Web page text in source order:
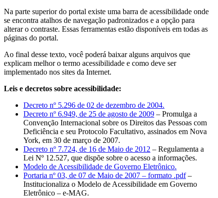
Na parte superior do portal existe uma barra de acessibilidade onde
se encontra atalhos de navegação padronizados e a opção para
alterar o contraste. Essas ferramentas estão disponíveis em todas as
páginas do portal.
Ao final desse texto, você poderá baixar alguns arquivos que
explicam melhor o termo acessibilidade e como deve ser
implementado nos sites da Internet.
Leis e decretos sobre acessibilidade:
Decreto nº 5.296 de 02 de dezembro de 2004.
Decreto nº 6.949, de 25 de agosto de 2009 – Promulga a
Convenção Internacional sobre os Direitos das Pessoas com
Deficiência e seu Protocolo Facultativo, assinados em Nova
York, em 30 de março de 2007.
Decreto nº 7.724, de 16 de Maio de 2012 – Regulamenta a
Lei Nº 12.527, que dispõe sobre o acesso a informações.
Modelo de Acessibilidade de Governo Eletrônico.
Portaria nº 03, de 07 de Maio de 2007 – formato .pdf–
Institucionaliza o Modelo de Acessibilidade em Governo
Eletrônico – e-MAG.